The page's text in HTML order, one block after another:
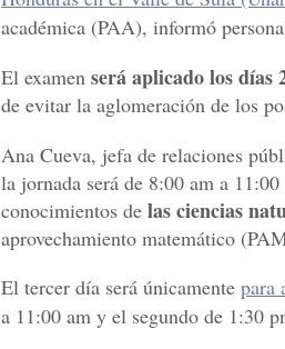
académica (PAA), informó
El examen será aplicado los días
de evitar la aglomeración de los
Ana Cueva, jefa de relaciones
la jornada será de 8:00 am a
conocimientos de las ciencias
aprovechamiento matemático
El tercer día será únicamente para
a 11:00 am y el segundo de 1:30